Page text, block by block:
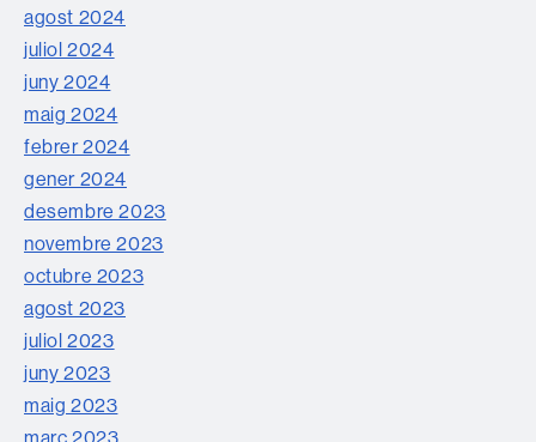
agost 2024
juliol 2024
juny 2024
maig 2024
febrer 2024
gener 2024
desembre 2023
novembre 2023
octubre 2023
agost 2023
juliol 2023
juny 2023
maig 2023
març 2023